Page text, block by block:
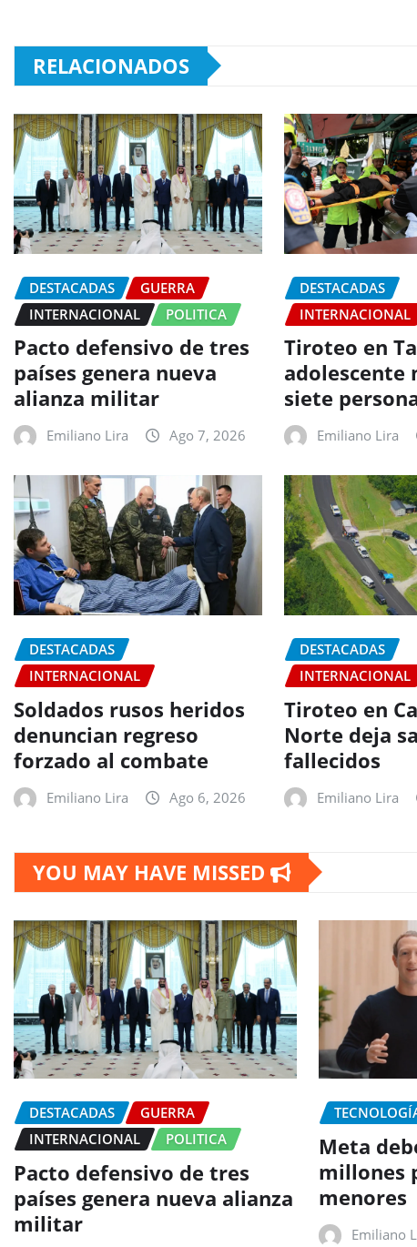
RELACIONADOS
DESTACADAS
GUERRA
INTERNACIONAL
POLITICA
Pacto defensivo de tres
países genera nueva
alianza militar
Emiliano Lira Ago 7, 2026
DESTACADAS
INTERNACIONAL
Tiroteo en
adolescente
siete
Emiliano Lira
DESTACADAS
INTERNACIONAL
Soldados rusos heridos
denuncian regreso
forzado al combate
Emiliano Lira Ago 6, 2026
DESTACADAS
INTERNACIONAL
Tiroteo en
Norte deja
fallecidos
Emiliano Lira
YOU MAY HAVE MISSED
DESTACADAS
GUERRA
INTERNACIONAL
POLITICA
Pacto defensivo de tres
países genera nueva alianza
militar
Meta
millones
menores
Emiliano